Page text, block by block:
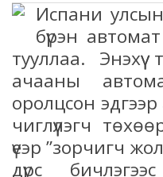
Испани
бүрэн
тууллаа.
ачааны
оролцсон
чиглүүлэгч
үеэр ”зорчигч
дүрс